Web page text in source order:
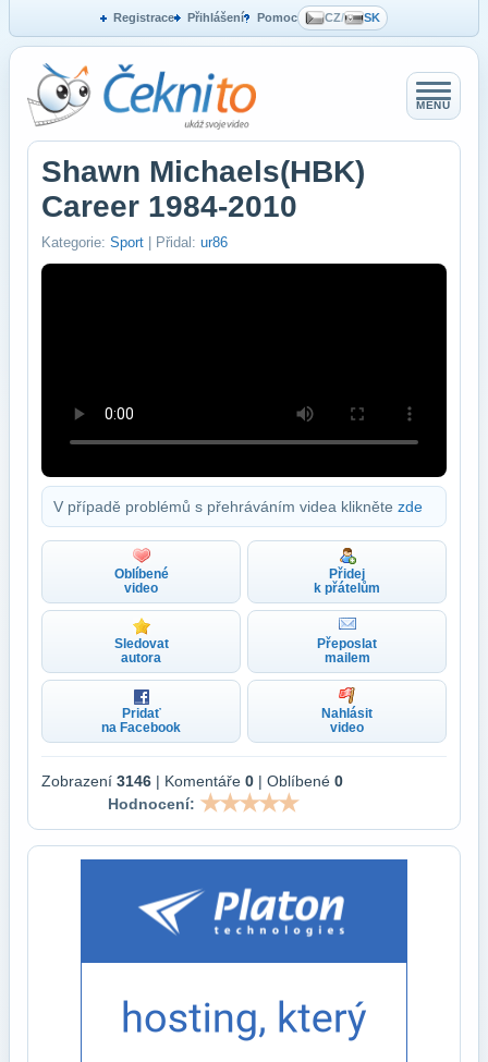
Registrace Přihlášení Pomoc CZ/ SK
MENU
Shawn Michaels(HBK)
Career 1984-2010
Kategorie: Sport | Přidal: ur86
V případě problémů s přehráváním videa klikněte zde
Oblíbené
video
Přidej
k přátelům
Sledovat
autora
Přeposlat
mailem
Pridať
na Facebook
Nahlásit
video
Zobrazení 3146 | Komentáře 0 | Oblíbené 0
Hodnocení: